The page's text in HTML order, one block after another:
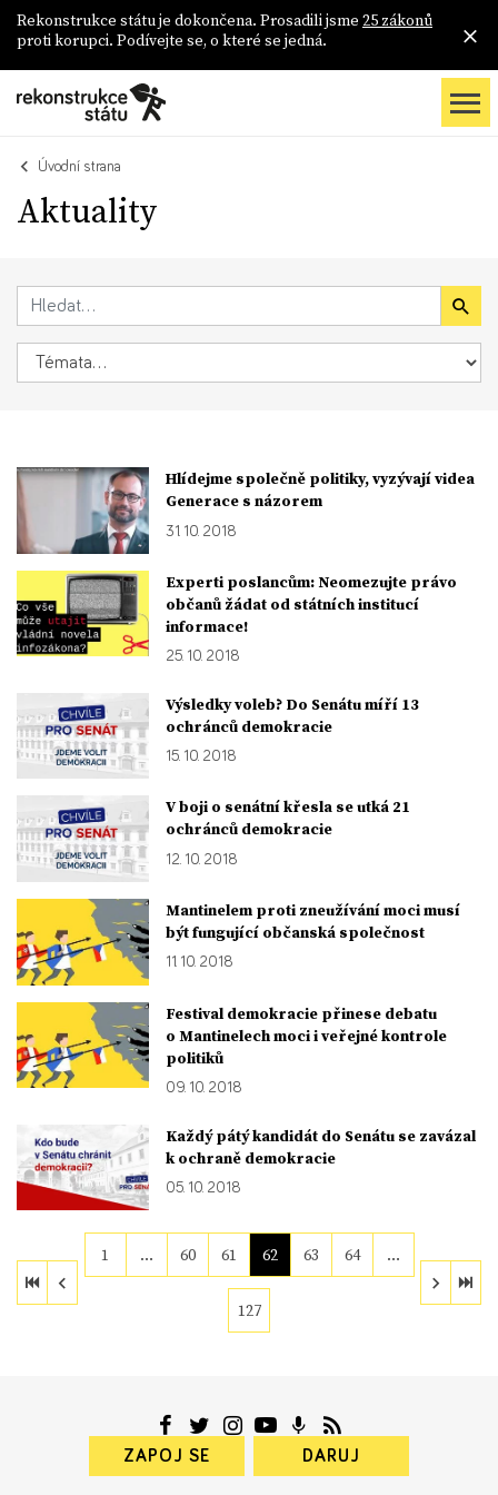
Rekonstrukce státu je dokončena. Prosadili jsme 25 zákonů
proti korupci. Podívejte se, o které se jedná.
Úvodní strana
Aktuality
Hlídejme společně politiky, vyzývají videa
Generace s názorem
31. 10. 2018
Experti poslancům: Neomezujte právo
občanů žádat od státních institucí
informace!
25. 10. 2018
Výsledky voleb? Do Senátu míří 13
ochránců demokracie
15. 10. 2018
V boji o senátní křesla se utká 21
ochránců demokracie
12. 10. 2018
Mantinelem proti zneužívání moci musí
být fungující občanská společnost
11. 10. 2018
Festival demokracie přinese debatu
o Mantinelech moci i veřejné kontrole
politiků
09. 10. 2018
Každý pátý kandidát do Senátu se zavázal
k ochraně demokracie
05. 10. 2018
1 … 60 61 62 63 64 …
127
ZAPOJ SE DARUJ